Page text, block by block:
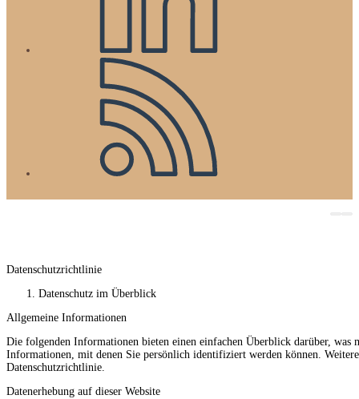
Datenschutzrichtlinie
Datenschutz im Überblick
Allgemeine Informationen
Die folgenden Informationen bieten einen einfachen Überblick darüber, was
Informationen, mit denen Sie persönlich identifiziert werden können.
Datenschutzrichtlinie.
Datenerhebung auf dieser Website